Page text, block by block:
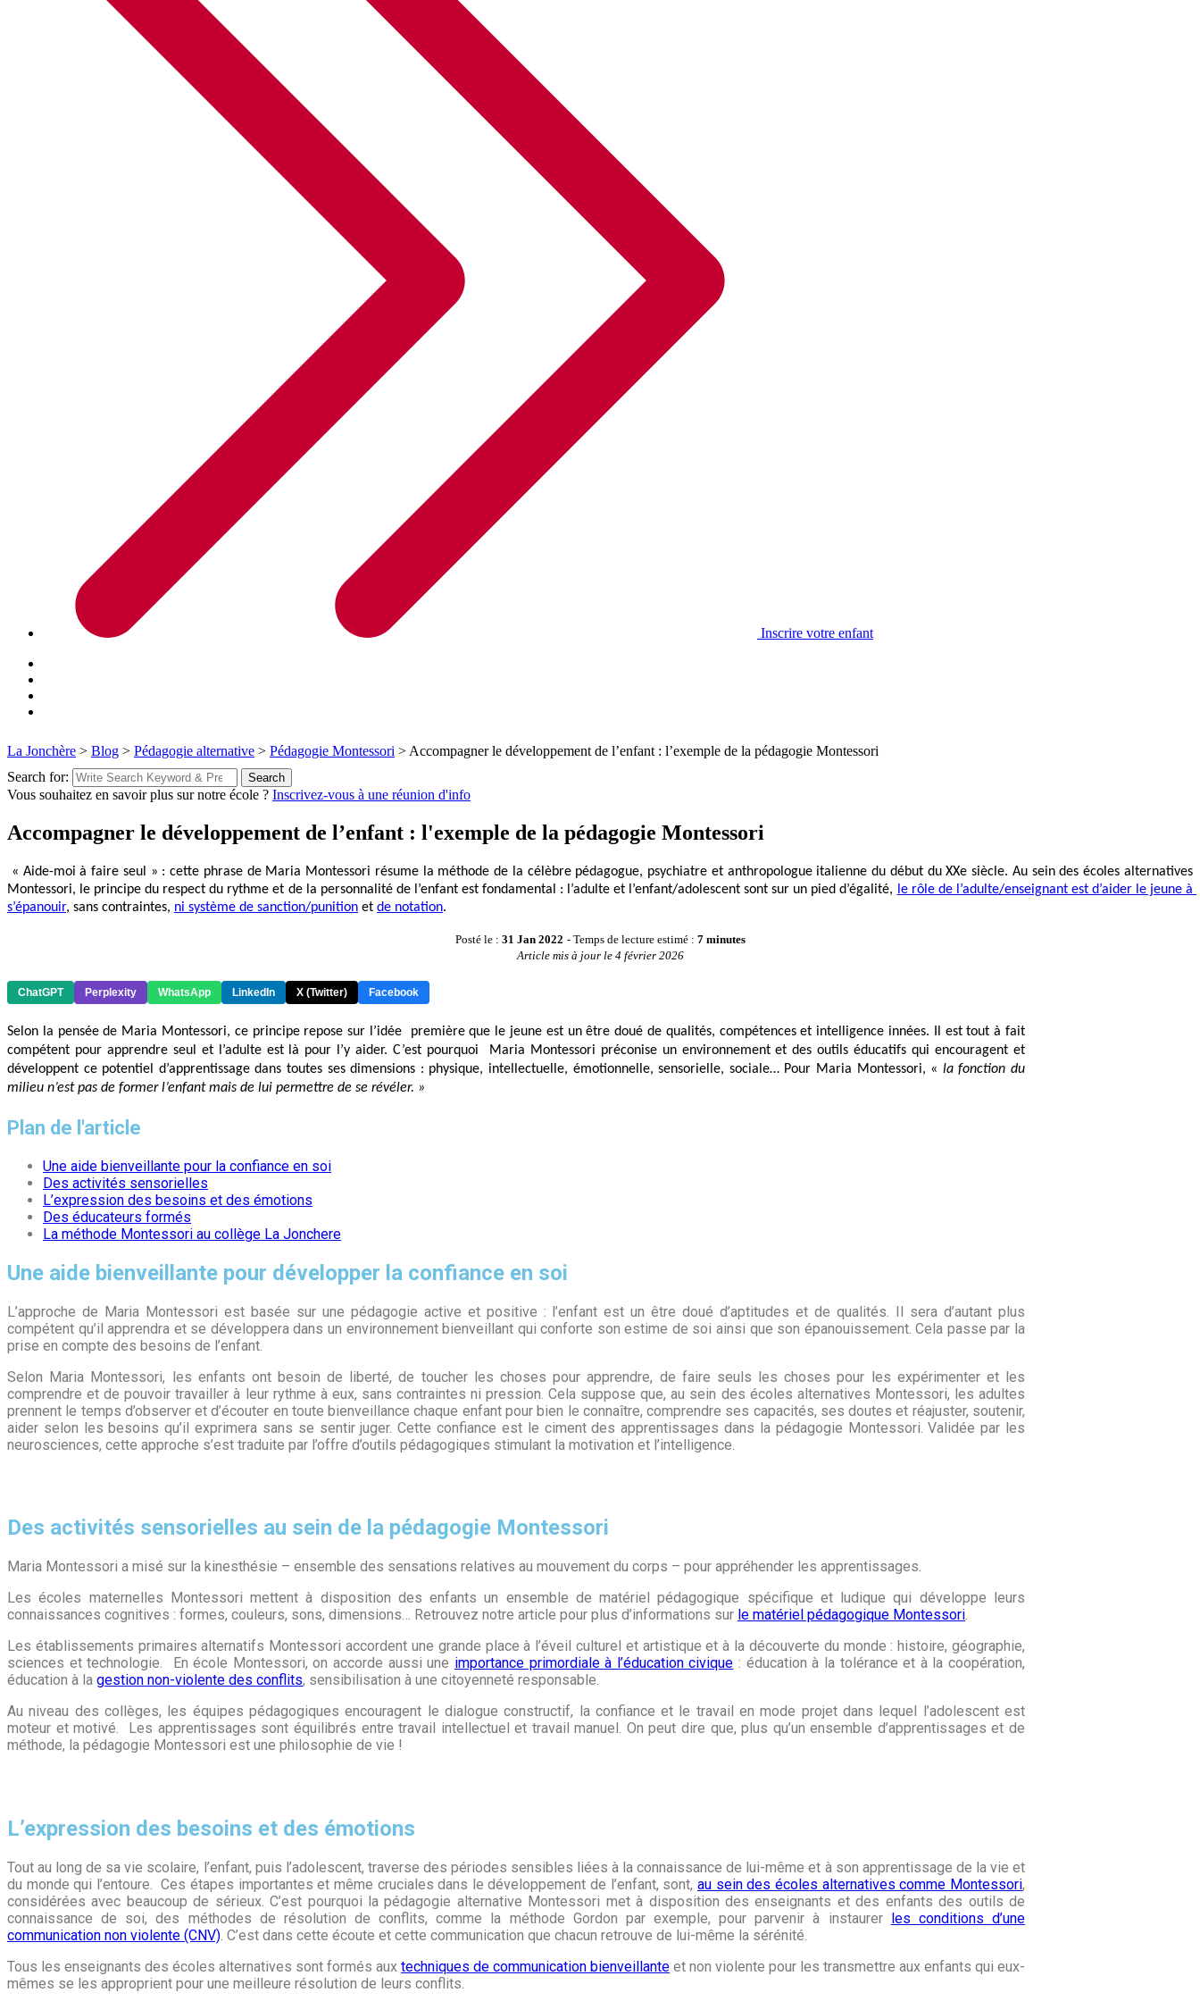
Inscrire votre enfant
La Jonchère > Blog > Pédagogie alternative > Pédagogie Montessori > Accompagner le développement de l’enfant : l’exemple de la pédagogie Montessori
Search for:
Search
Vous souhaitez en savoir plus sur notre école ? Inscrivez-vous à une réunion d'info
Accompagner le développement de l’enfant : l'exemple de la pédagogie Montessori
« Aide-moi à faire seul » : cette phrase de Maria Montessori résume la méthode de la célèbre pédagogue, psychiatre et anthropologue italienne du début du XXe siècle. Au sein des écoles alternatives
Montessori, le principe du respect du rythme et de la personnalité de l’enfant est fondamental :
l’adulte et l’enfant/adolescent sont sur un pied d’égalité,
le rôle de l’adulte/enseignant est d’aider le jeune à
s’épanouir, sans contraintes, ni système de sanction/punition et de notation.
Posté le : 31 Jan 2022 - Temps de lecture estimé : 7 minutes
Article mis à jour le 4 février 2026
ChatGPT Perplexity WhatsApp LinkedIn X (Twitter) Facebook
Selon la pensée de Maria Montessori, ce principe repose sur l’idée  première que le jeune est un être doué de qualités, compétences et intelligence innées. Il est tout à fait
compétent pour apprendre seul et l’adulte est là pour l’y aider. C’est pourquoi  Maria Montessori préconise un environnement et des outils éducatifs qui encouragent et
développent ce potentiel d’apprentissage dans toutes ses dimensions : physique, intellectuelle, émotionnelle, sensorielle, sociale… Pour Maria Montessori, « la fonction du
milieu n’est pas de former l’enfant mais de lui permettre de se révéler. »
Plan de l'article
Une aide bienveillante pour la confiance en soi
Des activités sensorielles
L’expression des besoins et des émotions
Des éducateurs formés
La méthode Montessori au collège La Jonchere
Une aide bienveillante pour développer la confiance en soi
L’approche de Maria Montessori est basée sur une pédagogie active et positive : l’enfant est un être doué d’aptitudes et de qualités. Il sera d’autant plus
compétent qu’il apprendra et se développera dans un environnement bienveillant qui conforte son estime de soi ainsi que son épanouissement. Cela passe par la
prise en compte des besoins de l’enfant.
Selon Maria Montessori, les enfants ont besoin de liberté, de toucher les choses pour apprendre, de faire seuls les choses pour les expérimenter et les
comprendre et de pouvoir travailler à leur rythme à eux, sans contraintes ni pression. Cela suppose que, au sein des écoles alternatives Montessori, les adultes
prennent le temps d’observer et d’écouter en toute bienveillance chaque enfant pour bien le connaître, comprendre ses capacités, ses doutes et réajuster, soutenir,
aider selon les besoins qu’il exprimera sans se sentir juger. Cette confiance est le ciment des apprentissages dans la pédagogie Montessori. Validée par les
neurosciences, cette approche s’est traduite par l’offre d’outils pédagogiques stimulant la motivation et l’intelligence.
Des activités sensorielles au sein de la pédagogie Montessori
Maria Montessori a misé sur la kinesthésie – ensemble des sensations relatives au mouvement du corps – pour appréhender les apprentissages.
Les écoles maternelles Montessori mettent à disposition des enfants un ensemble de matériel pédagogique spécifique et ludique qui développe leurs
connaissances cognitives : formes, couleurs, sons, dimensions… Retrouvez notre article pour plus d’informations sur le matériel pédagogique Montessori.
Les établissements primaires alternatifs Montessori accordent une grande place à l’éveil culturel et artistique et à la découverte du monde : histoire, géographie,
sciences et technologie. En école Montessori, on accorde aussi une importance primordiale à l’éducation civique : éducation à la tolérance et à la coopération,
éducation à la gestion non-violente des conflits, sensibilisation à une citoyenneté responsable.
Au niveau des collèges, les équipes pédagogiques encouragent le dialogue constructif, la confiance et le travail en mode projet dans lequel l’adolescent est
moteur et motivé. Les apprentissages sont équilibrés entre travail intellectuel et travail manuel. On peut dire que, plus qu’un ensemble d’apprentissages et de
méthode, la pédagogie Montessori est une philosophie de vie !
L’expression des besoins et des émotions
Tout au long de sa vie scolaire, l’enfant, puis l’adolescent, traverse des périodes sensibles liées à la connaissance de lui-même et à son apprentissage de la vie et
du monde qui l’entoure. Ces étapes importantes et même cruciales dans le développement de l’enfant, sont,au sein des écoles alternatives comme Montessori,
considérées avec beaucoup de sérieux. C’est pourquoi la pédagogie alternative Montessori met à disposition des enseignants et des enfants des outils de
connaissance de soi, des méthodes de résolution de conflits, comme la méthode Gordon par exemple, pour parvenir à instaurer
les conditions d’une
communication non violente (CNV). C’est dans cette écoute et cette communication que chacun retrouve de lui-même la sérénité.
Tous les enseignants des écoles alternatives sont formés aux techniques de communication bienveillante et non violente pour les transmettre aux enfants qui eux-
mêmes se les approprient pour une meilleure résolution de leurs conflits.